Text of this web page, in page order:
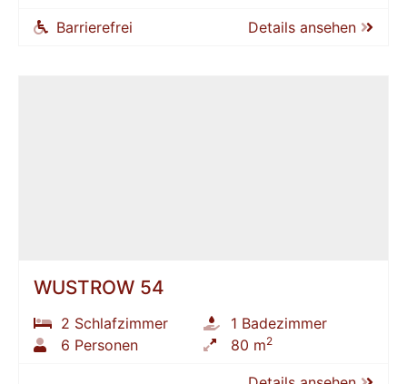
Barrierefrei Details ansehen
WUSTROW 54
2 Schlafzimmer
1 Badezimmer
6 Personen
80 m2